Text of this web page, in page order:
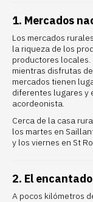
1. Mercados
Los mercados rurales
la riqueza de los
productores
mientras disfrutas
mercados tienen
diferentes lugares y
acordeonista.
Cerca de la casa
los martes en
y los viernes en St
2. El
A pocos kilómetros